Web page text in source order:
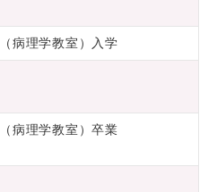
病理学教室）入学
病理学教室）卒業